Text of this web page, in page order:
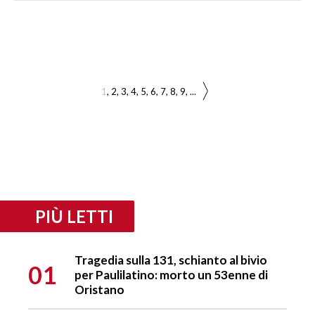
1 2 3 4 5 6 7 8 9 ...
PIÙ LETTI
01
Tragedia sulla 131, schianto al bivio
per Paulilatino: morto un 53enne di
Oristano